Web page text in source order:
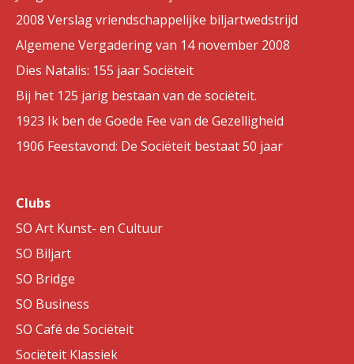
2008 Verslag vriendschappelijke biljartwedstrijd
Algemene Vergadering van 14 november 2008
Dies Natalis: 155 jaar Sociëteit
Bij het 125 jarig bestaan van de sociëteit.
1923 Ik ben de Goede Fee van de Gezelligheid
1906 Feestavond: De Sociëteit bestaat 50 jaar
Clubs
SO Art Kunst- en Cultuur
SO Biljart
SO Bridge
SO Business
SO Café de Sociëteit
Sociëteit Klassiek